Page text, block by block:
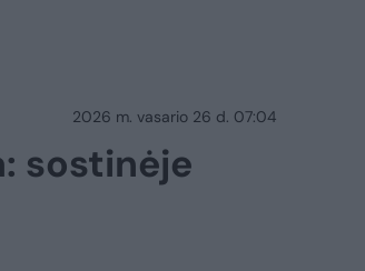
2026 m. vasario 26 d. 07:04
sostinėje